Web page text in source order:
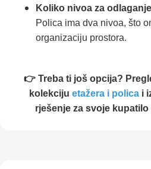
Koliko nivoa za
Polica ima dva nivoa, što
organizaciju prostora.
👉 Treba ti još opcija?
kolekciju etažera i policai
rješenje za svoje kupatilo